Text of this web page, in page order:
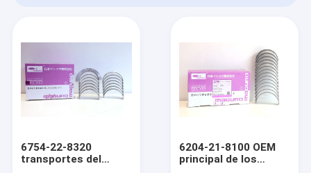
6754-22-8320
transportes del
6204-21-8100 OEM
principal de los